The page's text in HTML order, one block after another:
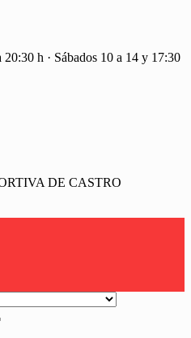
h · Sábados 10 a 14 y 17:30
DE CASTRO